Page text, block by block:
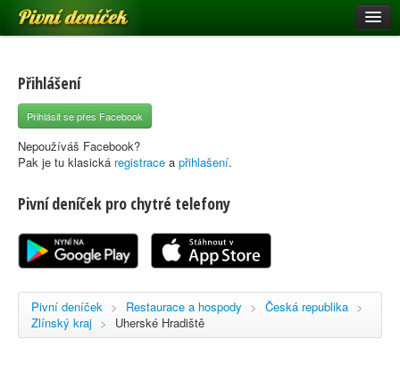
Pivní deníček
Pivní mapa
Pivní značky
Nápověda
Registrace
Přihlášení
Přihlásit se přes Facebook
Nepoužíváš Facebook?
Pak je tu klasická registrace a přihlašení.
Pivní deníček pro chytré telefony
Pivní deníček > Restaurace a hospody > Česká republika >
Zlínský kraj > Uherské Hradiště